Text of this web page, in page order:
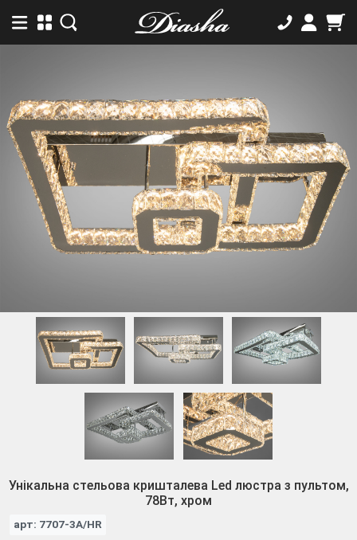
Унікальна стельова кришталева Led люстра з пультом,
78Вт, хром
арт: 7707-3A/HR